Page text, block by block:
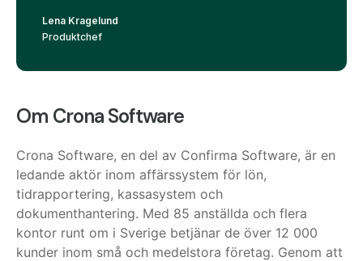
Lena Kragelund
Produktchef
Om Crona Software
Crona Software, en del av Confirma Software, är en
ledande aktör inom affärssystem för lön,
tidrapportering, kassasystem och
dokumenthantering. Med 85 anställda och flera
kontor runt om i Sverige betjänar de över 12 000
kunder inom små och medelstora företag. Genom att